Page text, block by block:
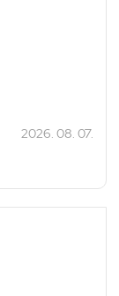
2026. 08. 07.